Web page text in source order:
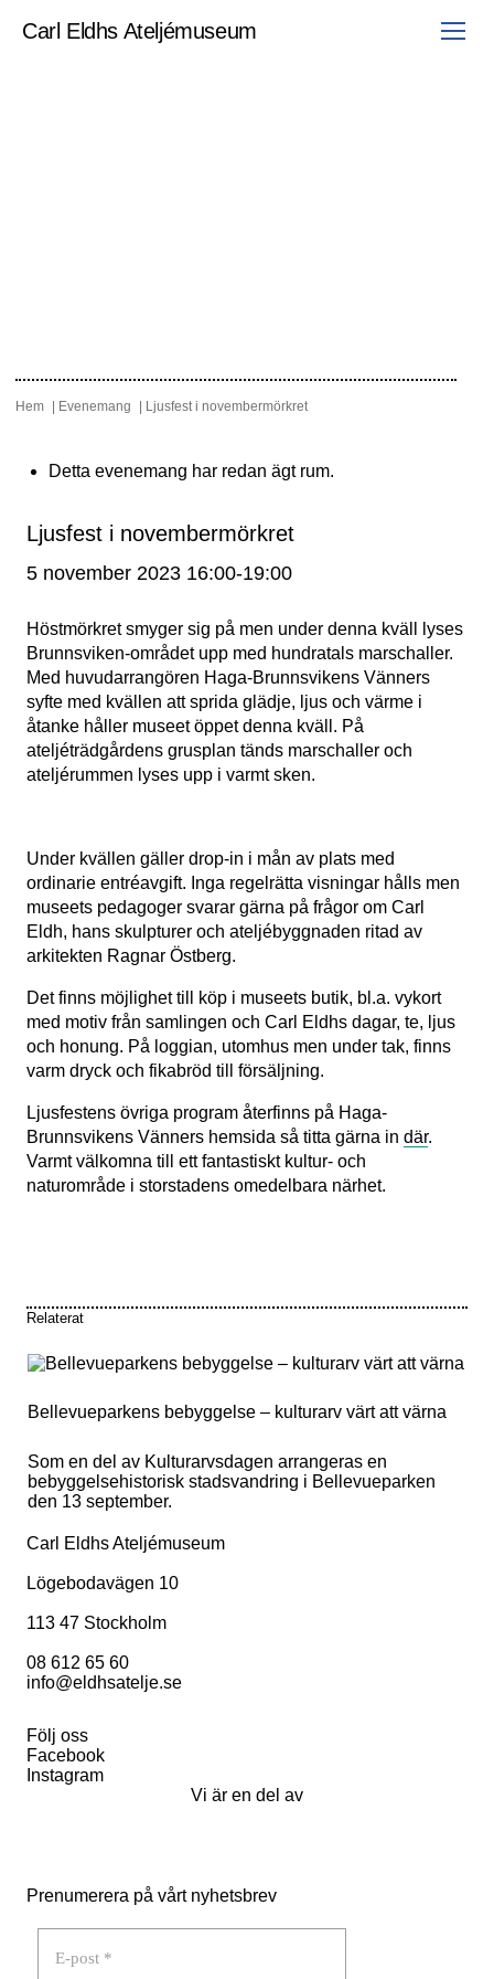
Carl Eldhs Ateljémuseum
Hem Evenemang Ljusfest i novembermörkret
Detta evenemang har redan ägt rum.
Ljusfest i novembermörkret
5 november 2023 16:00-19:00
Höstmörkret smyger sig på men under denna kväll lyses
Brunnsviken-området upp med hundratals marschaller.
Med huvudarrangören Haga-Brunnsvikens Vänners
syfte med kvällen att sprida glädje, ljus och värme i
åtanke håller museet öppet denna kväll. På
ateljéträdgårdens grusplan tänds marschaller och
ateljérummen lyses upp i varmt sken.
Under kvällen gäller drop-in i mån av plats med
ordinarie entréavgift. Inga regelrätta visningar hålls men
museets pedagoger svarar gärna på frågor om Carl
Eldh, hans skulpturer och ateljébyggnaden ritad av
arkitekten Ragnar Östberg.
Det finns möjlighet till köp i museets butik, bl.a. vykort
med motiv från samlingen och Carl Eldhs dagar, te, ljus
och honung. På loggian, utomhus men under tak, finns
varm dryck och fikabröd till försäljning.
Ljusfestens övriga program återfinns på Haga-
Brunnsvikens Vänners hemsida så titta gärna in där.
Varmt välkomna till ett fantastiskt kultur- och
naturområde i storstadens omedelbara närhet.
Relaterat
Bellevueparkens bebyggelse – kulturarv värt att värna
Som en del av Kulturarvsdagen arrangeras en
bebyggelsehistorisk stadsvandring i Bellevueparken
den 13 september.
Carl Eldhs Ateljémuseum
Lögebodavägen 10
113 47 Stockholm
08 612 65 60
info@eldhsatelje.se
Följ oss
Facebook
Instagram
Vi är en del av
Prenumerera på vårt nyhetsbrev
Nödvändiga
Dessa kakor
välja bort. De
behövs för att
hemsidan
över huvud
taget ska
fungera.
förbättra
hemsidans
och
uppbyggnad,
baserat på
hemsidan
används.
För att vår
hemsida ska
prestera så
bra som
möjligt
funktionalitet
att försvinna
hemsidan.
Genom att dela
med dig av dina
intressen och ditt
surfar ökar du
personligt
innehåll och